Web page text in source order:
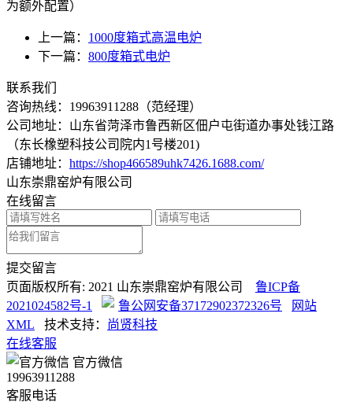
为额外配置）
上一篇： 1000度箱式高温电炉
下一篇： 800度箱式电炉
联系我们
咨询热线： 19963911288 （范经理）
公司地址：山东省菏泽市鲁西新区佃户屯街道办事处钱江路
（东长橡塑科技公司院内1号楼201)
店铺地址： https://shop466589uhk7426.1688.com/
山东崇鼎窑炉有限公司
在线留言
提交留言
页面版权所有: 2021 山东崇鼎窑炉有限公司
鲁ICP备
2021024582号-1
鲁公网安备37172902372326号
网站
XML 技术支持：
尚贤科技
在线客服
官方微信
19963911288
客服电话